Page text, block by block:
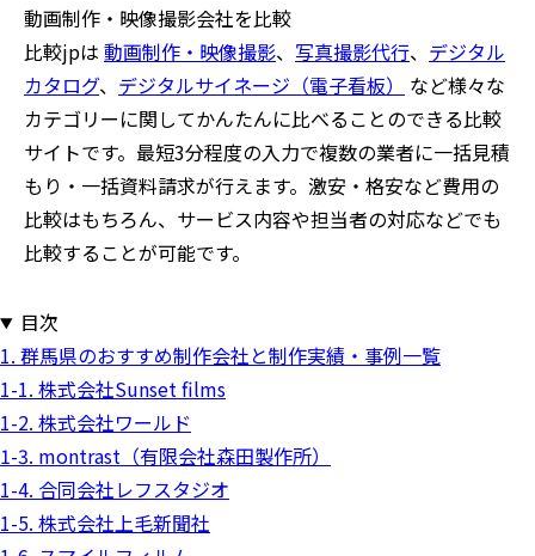
動画制作・映像撮影会社を比較
比較jpは 動画制作・映像撮影、 写真撮影代行、 デジタル
カタログ、 デジタルサイネージ（電子看板）
など様々な
カテゴリーに関してかんたんに比べることのできる比較
サイトです。最短3分程度の入力で複数の業者に一括見積
もり・一括資料請求が行えます。激安・格安など費用の
比較はもちろん、サービス内容や担当者の対応などでも
比較することが可能です。
目次
1. 群馬県のおすすめ制作会社と制作実績・事例一覧
1-1. 株式会社Sunset films
1-2. 株式会社ワールド
1-3. montrast（有限会社森田製作所）
1-4. 合同会社レフスタジオ
1-5. 株式会社上毛新聞社